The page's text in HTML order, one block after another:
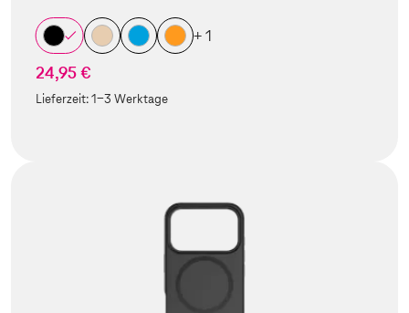
+ 1
24,95 €
Lieferzeit:1-3 Werktage